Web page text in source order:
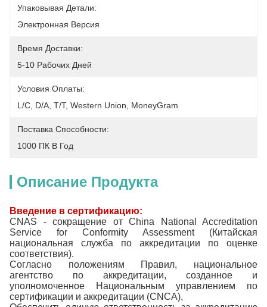
Упаковывая Детали:
Электронная Версия
Время Доставки:
5-10 Рабочих Дней
Условия Оплаты:
L/C, D/A, T/T, Western Union, MoneyGram
Поставка Способности:
1000 ПК В Год
Описание Продукта
Введение в сертификацию:
CNAS - сокращение от China National Accreditation
Service for Conformity Assessment (Китайская
национальная служба по аккредитации по оценке
соответствия).
Согласно положениям Правил, национальное
агентство по аккредитации, созданное и
уполномоченное Национальным управлением по
сертификации и аккредитации (CNCA),